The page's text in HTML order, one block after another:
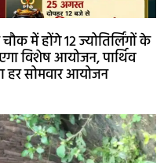
में होंगे 12 ज्योतिर्लिंगों के
विशेष आयोजन, पार्थिव
हर सोमवार आयोजन